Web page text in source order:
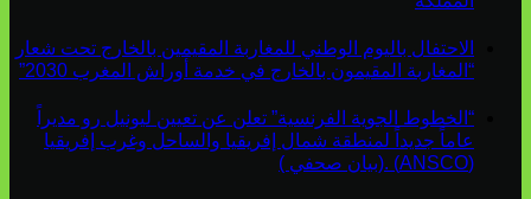
الاحتفال باليوم الوطني للمغاربة المقيمين بالخارج تحت شعار
“المغاربة المقيمون بالخارج في خدمة أوراش المغرب 2030”
“الخطوط الجوية الفرنسية” تعلن عن تعيين ليونيل رو مديراً
عاماً جديداً لمنطقة شمال إفريقيا والساحل وغرب إفريقيا
(ANSCO) .(بيان صحفي )